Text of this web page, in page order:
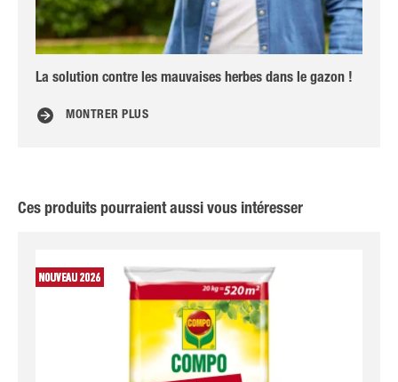
La solution contre les mauvaises herbes dans le gazon !
MONTRER PLUS
Ces produits pourraient aussi vous intéresser